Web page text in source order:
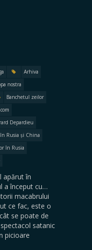
Arhiva
nostra
Banchetul zeilor
Depardieu
Rusia și China
în Rusia
apărut în
a început cu…
macabrului
ce fac, este o
se poate de
satanic
picioare